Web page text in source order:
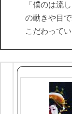
「僕のは流
の動きや目
こだわってい